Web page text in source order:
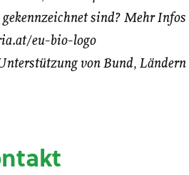
gekennzeichnet sind? Mehr
eu-bio-logo
von Bund,